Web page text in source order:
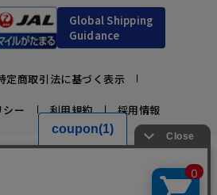
Global Shipping
Guidance
定商取引法に基づく表示
ー 利用規約 採用情報
メーカー、エース公式サイト
営店ならではの豊富なラインナップでご紹介！